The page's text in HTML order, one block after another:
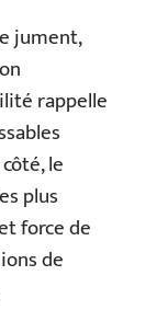
jument,
rappelle
le
plus
force de
de